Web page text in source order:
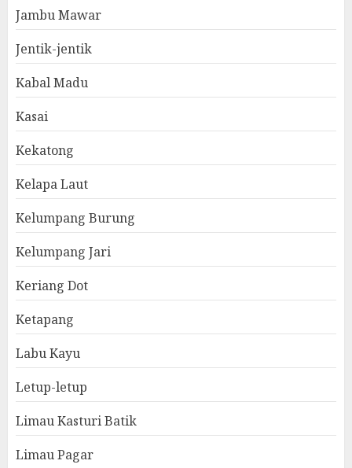
Jambu Mawar
Jentik-jentik
Kabal Madu
Kasai
Kekatong
Kelapa Laut
Kelumpang Burung
Kelumpang Jari
Keriang Dot
Ketapang
Labu Kayu
Letup-letup
Limau Kasturi Batik
Limau Pagar